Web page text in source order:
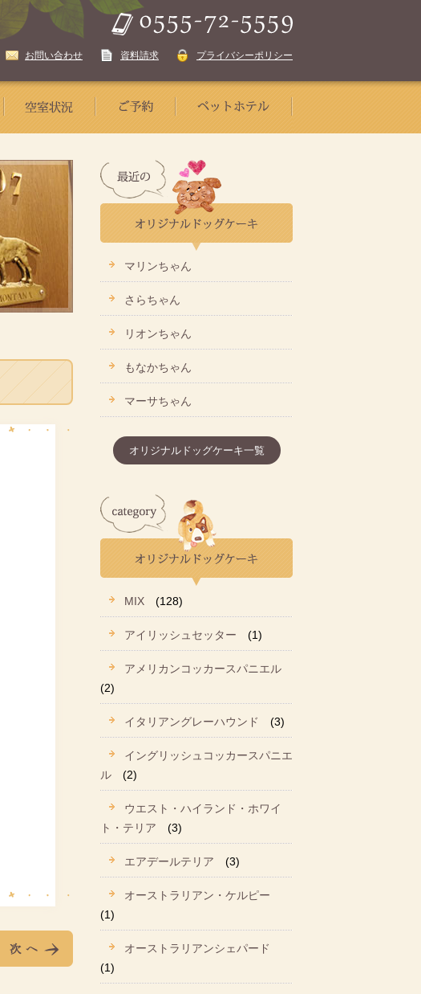
お問い合わせ 資料請求 プライバシーポリシー
マリンちゃん
さらちゃん
リオンちゃん
もなかちゃん
マーサちゃん
オリジナルドッグケーキ一覧
MIX (128)
アイリッシュセッター (1)
アメリカンコッカースパニエル
(2)
イタリアングレーハウンド (3)
イングリッシュコッカースパニエ
ル
(2)
ウエスト・ハイランド・ホワイ
ト・テリア
(3)
エアデールテリア (3)
オーストラリアン・ケルピー
(1)
オーストラリアンシェパード
(1)